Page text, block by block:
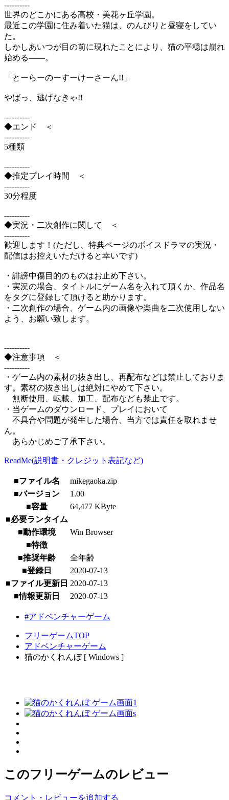
----------
世界のどこかにある高校・美花ヶ丘学園。
最近この学園に住み着いた猫は、のんびりと昼寝をしてい
た。
しかしあいつが目の前に現れたことにより、猫の平穏は崩れ
始める――。
「とーらーのーすーけーさーん!!」
やばっ、逃げなきゃ!!
----------
◆エンド ＜
----------
5種類
----------
◆推定プレイ時間 ＜
----------
30分程度
----------
◆実況・二次創作に関して ＜
----------
歓迎します！(ただし、特典ページのボイスドラマの実況・
配信はお控えいただけると幸いです)
・誹謗中傷目的のものはお止め下さい。
・実況の場合、タイトルにゲーム名を入れて頂くか、作品名
をタグに登録して頂けると助かります。
・二次創作の場合、ゲーム内の画像や楽曲を二次使用しない
よう、お願い致します。
----------
◆注意事項 ＜
----------
・ゲーム内の素材の抜き出し、再配布などは禁止しておりま
す。素材の抜き出しは絶対にやめて下さい。
無断使用、転載、加工、配布なども禁止です。
・当ゲームのダウンロード、プレイにおいて
不具合や問題が発生した場合、当方では責任を取れませ
ん。
あらかじめご了承下さい。
ReadMe(説明書・クレジット表記など)
■ファイル名
mikegaoka.zip
■バージョン
1.00
■容量
64,477 KByte
■必要ランタイム
■動作環境
Win Browser
■特徴
■推奨年齢
全年齢
■登録日
2020-07-13
■ファイル更新日 2020-07-13
■情報更新日
2020-07-13
#アドベンチャーゲーム
フリーゲームTOP
アドベンチャーゲーム
猫のかくれんぼ [ Windows ]
このフリーゲームのレビュー
コメント・レビューを追加する